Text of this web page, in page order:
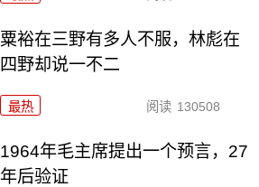
粟裕在三野有多人不服，林彪在
四野却说一不二
最热 阅读 130508
1964年毛主席提出一个预言，27
年后验证